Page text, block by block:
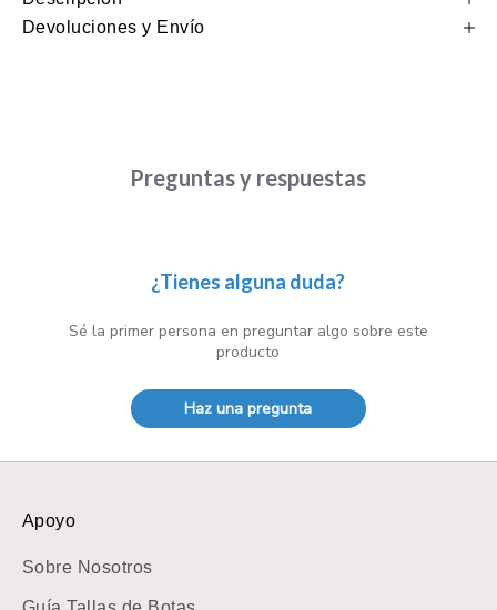
Devoluciones y Envío
Preguntas y respuestas
¿Tienes alguna duda?
Sé la primer persona en preguntar algo sobre este
producto
Haz una pregunta
Apoyo
Sobre Nosotros